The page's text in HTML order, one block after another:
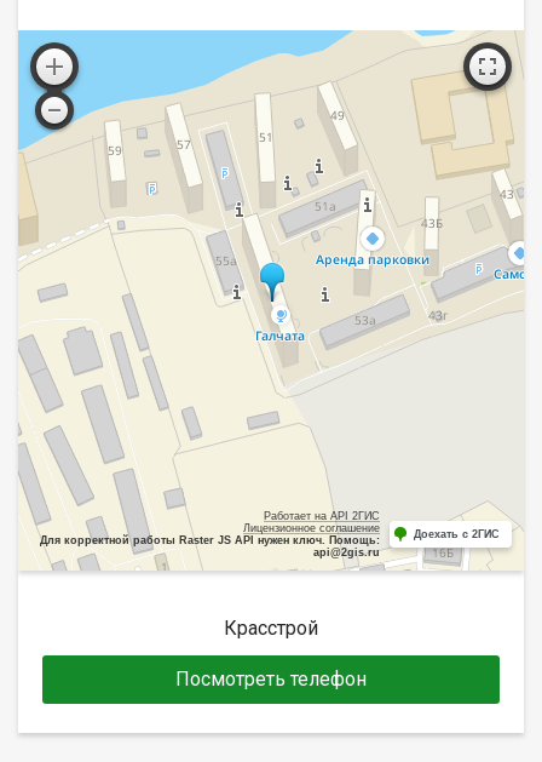
Работает на API 2ГИС
Лицензионное соглашение
Для корректной работы Raster JS API нужен ключ. Помощь:
api@2gis.ru
Доехать с 2ГИС
Красстрой
Посмотреть телефон